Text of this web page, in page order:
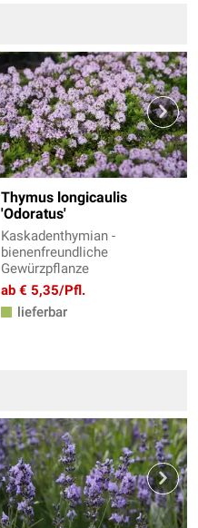
Thymus longicaulis
'Odoratus'
Kaskadenthymian -
bienenfreundliche
Gewürzpflanze
ab € 5,35/Pfl.
lieferbar